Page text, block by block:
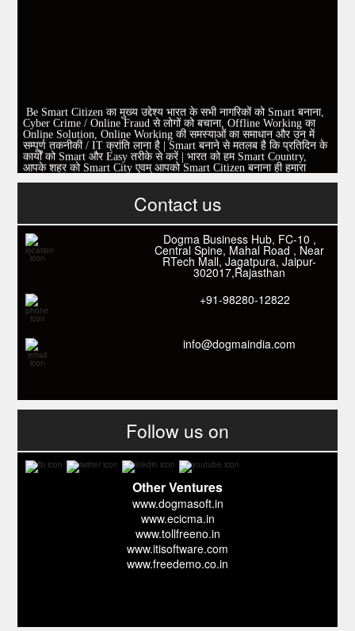
Cyber Crime / Online Fraud से लोगों को बचाना, Offline Working का
Online Solution, Online Working की समस्याओं का समाधान और उन में
सम्पूर्ण तकनीकी / IT क्रांति लाना है | Smart बनाने से मतलब है कि प्रतिदिन के
कार्यों को Smart और Easy तरीके से करें | भारत को हम Smart Country,
आपके शहर को Smart City एवम् आपको Smart Citizen बनाना ही हमारा
Mission है|
एवम् एक निवेदन |
www.fb.com/besmartcitizen
Be Smart Citizen App Download करें। जिस से आप के दैनिक जीवन में
काम आने वाले बहुत से कार्यों में समय ओर धन कि बहुत बचत होगी।
Link: -
यदि आप को इस App में कुछ भी जानकारी लेनी हो तो कम से कम एक बार
Download कारों ओर जानो Smart Work के तरीके।
Contact us
Dogma Business Hub, FC-10 ,
Central Spine, Mahal Road , Near
RTech Mall, Jagatpura, Jaipur-
302017,Rajasthan
+91-98280-12822
info@dogmaindia.com
Follow us on
Other Ventures
www.dogmasoft.in
www.ecicma.in
www.tollfreeno.in
www.itisoftware.com
www.freedemo.co.in